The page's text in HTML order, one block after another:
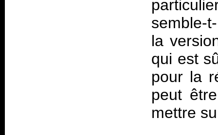
semble-
la
qui est
pour la
peut
mettre